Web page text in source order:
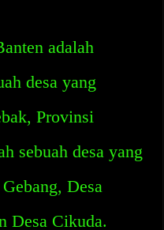
adalah
desa yang
Provinsi
sebuah desa yang
Desa
Desa Cikuda.